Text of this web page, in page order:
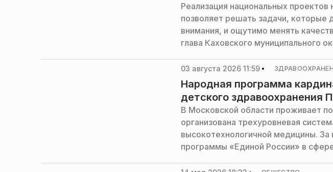
Реализация национальных
позволяет решать задачи, которые
внимания, и ощутимо менять
глава Каховского муниципального
канале в мессенджере МАКС.
03 августа 2026 11:59
Народная программа
детского здравоохранения
В Московской области проживает
организована трехуровневая
высокотехнологичной медицины. За
программы «Единой России» в